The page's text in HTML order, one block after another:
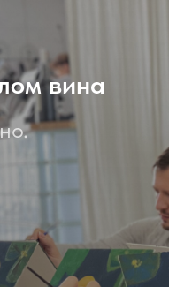
вина